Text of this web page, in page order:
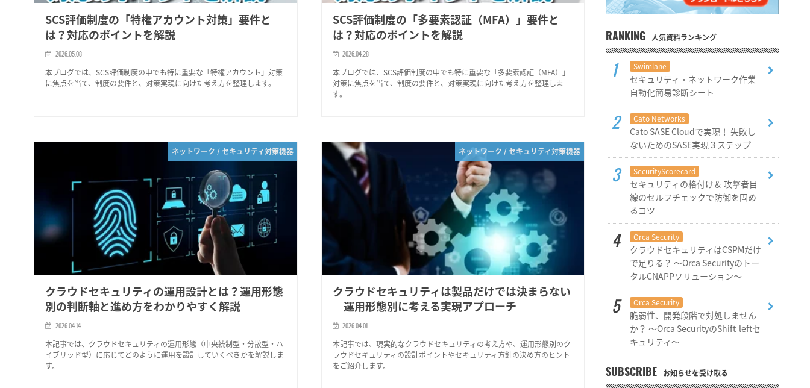
SCS評価制度の「特権アカウント対策」要件と
は？対応のポイントを解説
2026.05.08
本ブログでは、SCS評価制度の中でも特に重要な「特権アカウント」対策
に焦点を当て、制度の要件と、対策実現に向けた考え方を整理します。
SCS評価制度の「多要素認証（MFA）」要件と
は？対応のポイントを解説
2026.04.28
本ブログでは、SCS評価制度の中でも特に重要な「多要素認証（MFA）」
対策に焦点を当て、制度の要件と、対策実現に向けた考え方を整理しま
す。
ネットワーク / セキュリティ対策機器
クラウドセキュリティの運用設計とは？運用形態
別の判断軸と進め方をわかりやすく解説
2026.04.14
本記事では、クラウドセキュリティの運用形態（中央統制型・分散型・ハ
イブリッド型）に応じてどのように運用を設計していくべきかを解説しま
す。
ネットワーク / セキュリティ対策機器
クラウドセキュリティは製品だけでは決まらない
―運用形態別に考える実現アプローチ
2026.04.01
本記事では、現実的なクラウドセキュリティの考え方や、運用形態別のク
ラウドセキュリティの設計ポイントやセキュリティ方針の決め方のヒント
をご紹介します。
RANKING 人気資料ランキング
Swimlane
セキュリティ・ネットワーク作業
自動化簡易診断シート
Cato Networks
Cato SASE Cloudで実現！ 失敗し
ないためのSASE実現３ステップ
SecurityScorecard
セキュリティの格付け＆ 攻撃者目
線のセルフチェックで防御を固め
るコツ
Orca Security
クラウドセキュリティはCSPMだけ
で足りる？ ～Orca Securityのトー
タルCNAPPソリューション～
Orca Security
脆弱性、開発段階で対処しません
か？ ～Orca SecurityのShift-leftセ
キュリティ～
SUBSCRIBE お知らせを受け取る